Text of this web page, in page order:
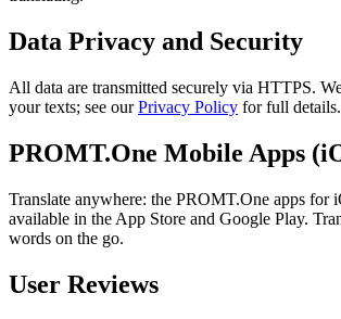
Data Privacy and Security
All data are transmitted securely via HTTPS.
your texts; see ourPrivacy Policy for full details.
PROMT.One Mobile Apps
Translate anywhere: the PROMT.One apps for
available in the App Store and Google Play.
words on the go.
User Reviews